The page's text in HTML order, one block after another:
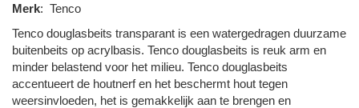
Merk: Tenco
Tenco douglasbeits transparant is een watergedragen duurzame
buitenbeits op acrylbasis. Tenco douglasbeits is reuk arm en
minder belastend voor het milieu. Tenco douglasbeits
accentueert de houtnerf en het beschermt hout tegen
weersinvloeden, het is gemakkelijk aan te brengen en